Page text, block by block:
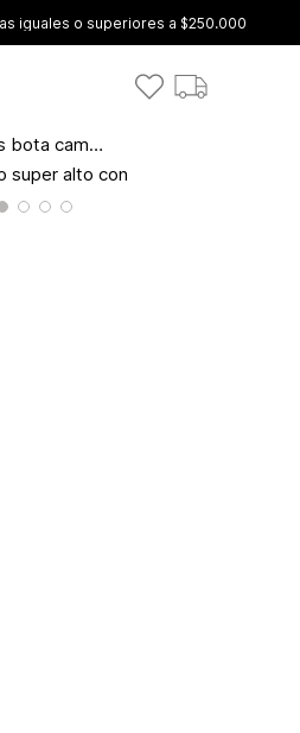
iguales o superiores a $250.000
Leggins bota campana tiro super alto con